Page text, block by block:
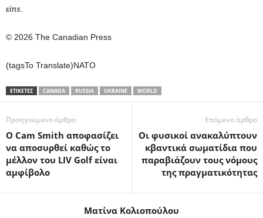
είπε.
© 2026 The Canadian Press
(tagsTo Translate)NATO
ΕΤΙΚΕΤΕΣ CANADA RUSSIA UKRAINE WORLD
Προηγούμενο άρθρο
Ο Cam Smith αποφασίζει
να αποσυρθεί καθώς το
μέλλον του LIV Golf είναι
αμφίβολο
Επόμενο άρθρο
Οι φυσικοί ανακαλύπτουν
κβαντικά σωματίδια που
παραβιάζουν τους νόμους
της πραγματικότητας
Ματίνα Κολιοπούλου